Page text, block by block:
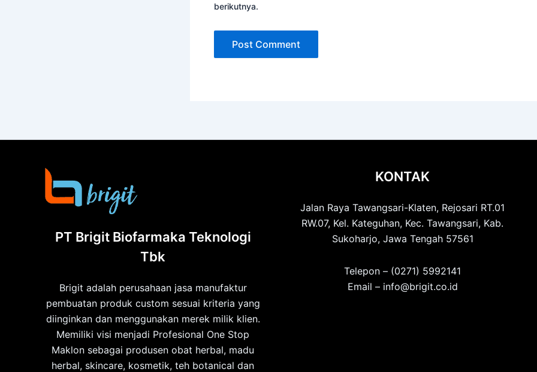
berikutnya.
PT Brigit Biofarmaka Teknologi
Tbk
Brigit adalah perusahaan jasa manufaktur
pembuatan produk custom sesuai kriteria yang
diinginkan dan menggunakan merek milik klien.
Memiliki visi menjadi Profesional One Stop
Maklon sebagai produsen obat herbal, madu
herbal, skincare, kosmetik, teh botanical dan
KONTAK
Jalan Raya Tawangsari-Klaten, Rejosari RT.01
RW.07, Kel. Kateguhan, Kec. Tawangsari, Kab.
Sukoharjo, Jawa Tengah 57561
Telepon – (0271) 5992141
Email – info@brigit.co.id